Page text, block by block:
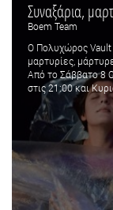
Συναξάρια,
Boem Team
Ο Πολυχώρος Vault
μαρτυρίες,
Από το Σάββατο 8
στις 21:00 και